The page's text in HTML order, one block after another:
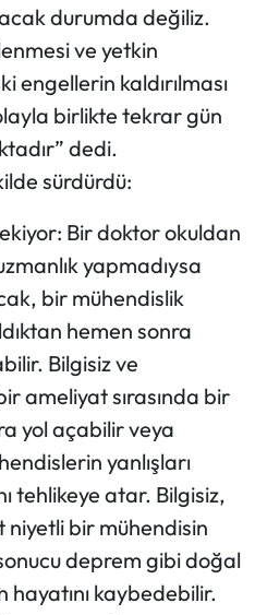
durumda değiliz.
ve yetkin
engellerin kaldırılması
birlikte tekrar gün
dedi.
sürdürdü:
Bir doktor okuldan
yapmadıysa
bir mühendislik
hemen sonra
Bilgisiz ve
ameliyat sırasında bir
yol açabilir veya
yanlışları
tehlikeye atar. Bilgisiz,
bir mühendisin
deprem gibi doğal
kaybedebilir.